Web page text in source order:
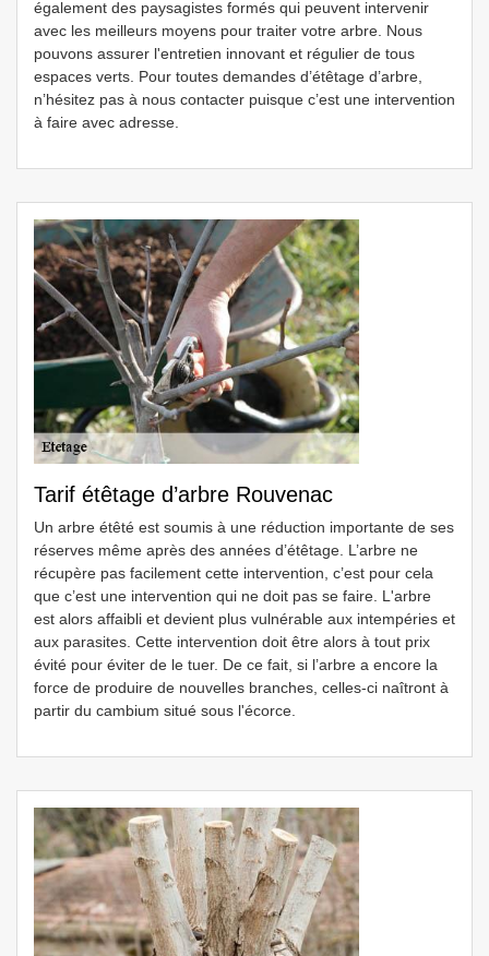
également des paysagistes formés qui peuvent intervenir
avec les meilleurs moyens pour traiter votre arbre. Nous
pouvons assurer l'entretien innovant et régulier de tous
espaces verts. Pour toutes demandes d’étêtage d’arbre,
n’hésitez pas à nous contacter puisque c’est une intervention
à faire avec adresse.
Tarif étêtage d’arbre Rouvenac
Un arbre étêté est soumis à une réduction importante de ses
réserves même après des années d’étêtage. L’arbre ne
récupère pas facilement cette intervention, c’est pour cela
que c’est une intervention qui ne doit pas se faire. L'arbre
est alors affaibli et devient plus vulnérable aux intempéries et
aux parasites. Cette intervention doit être alors à tout prix
évité pour éviter de le tuer. De ce fait, si l’arbre a encore la
force de produire de nouvelles branches, celles-ci naîtront à
partir du cambium situé sous l'écorce.